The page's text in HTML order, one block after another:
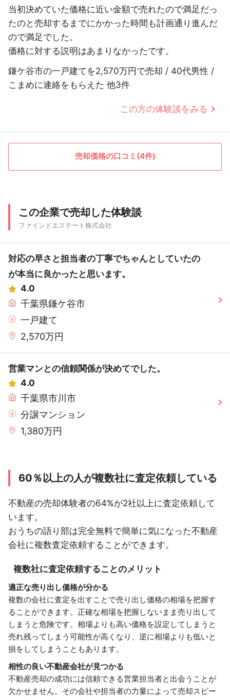
当初決めていた価格に近い金額で売れたので満足だっ
たのと売却するまでにかかった時間も計画通り進んだ
ので満足でした。
価格に対する説明はあまりなかったです。
鎌ケ谷市の一戸建てを2,570万円で売却 / 40代男性 /
こまめに連絡をもらえた 他3件
この方の体験談をみる
売却価格の口コミ(4件)
この企業で売却した体験談
ファインドエステート株式会社
対応の早さと担当者の丁寧でちゃんとしていたの
が本当に良かったと思います。
4.0
千葉県鎌ケ谷市
一戸建て
2,570万円
営業マンとの信頼関係が決めてでした。
4.0
千葉県市川市
分譲マンション
1,380万円
60％以上の人が複数社に査定依頼している
不動産の売却体験者の64%が2社以上に査定依頼して
います。
おうちの語り部は完全無料で簡単に気になった不動産
会社に複数査定依頼することができます。
複数社に査定依頼することのメリット
適正な売り出し価格が分かる
複数の会社に査定を出すことで売り出し価格の相場を把握す
ることができます。正確な相場を把握しないまま売り出して
しまうと危険です。相場よりも高い価格を設定してしまうと
売れ残ってしまう可能性が高くなり、逆に相場よりも低いと
損をしてしまうこともあります。
相性の良い不動産会社が見つかる
不動産売却の成功には信頼できる営業担当者と出会うことが
欠かせません。その会社や担当者の力量によって売却スピー